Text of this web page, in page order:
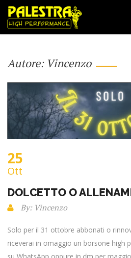
Autore: Vincenzo
25
Ott
DOLCETTO O
By: Vincenzo
Solo per il 31 ottobre abbonati o
riceverai in omaggio un borsone high